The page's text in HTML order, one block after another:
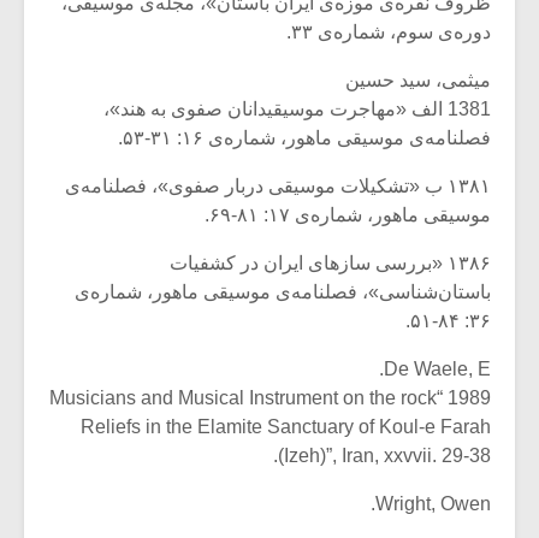
دوره‌ی سوم، شماره‌ی ۳۳.
میثمی، سید حسین
1381 الف «مهاجرت موسیقیدانان صفوی به هند»،
فصلنامه‌ی موسیقی ماهور، شماره‌ی ۱۶: ۳۱-۵۳.
۱۳۸۱ ب «تشکیلات موسیقی دربار صفوی»، فصلنامه‌ی
موسیقی ماهور، شماره‌ی ۱۷: ۸۱-۶۹.
۱۳۸۶ «بررسی سازهای ایران در کشفیات
باستان‌شناسی»، فصلنامه‌ی موسیقی ماهور، شماره‌ی
۳۶: ۸۴-۵۱.
De Waele, E.
1989 “Musicians and Musical Instrument on the rock
Reliefs in the Elamite Sanctuary of Koul-e Farah
(Izeh)”, Iran, xxvvii. 29-38.
Wright, Owen.